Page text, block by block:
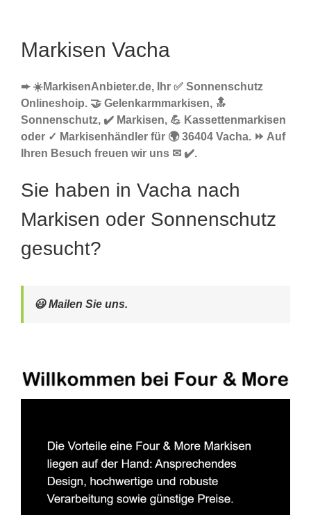
Markisen Vacha
➨ ☀️MarkisenAnbieter.de, Ihr ✅ Sonnenschutz
Onlineshoip. 🤝 Gelenkarmmarkisen, 🔝
Sonnenschutz, ✔️ Markisen, 💪 Kassettenmarkisen
oder ✓ Markisenhändler für 🌍 36404 Vacha. ⏩ Auf
Ihren Besuch freuen wir uns ✉ ✔️.
Sie haben in Vacha nach
Markisen oder Sonnenschutz
gesucht?
😃 Mailen Sie uns.